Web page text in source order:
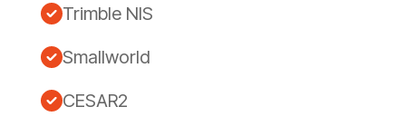
Trimble NIS
Smallworld
CESAR2